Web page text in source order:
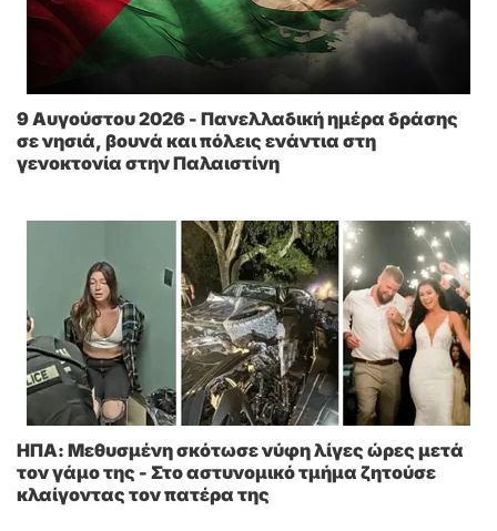
9 Αυγούστου 2026 - Πανελλαδική ημέρα δράσης
σε νησιά, βουνά και πόλεις ενάντια στη
γενοκτονία στην Παλαιστίνη
ΗΠΑ: Μεθυσμένη σκότωσε νύφη λίγες ώρες μετά
τον γάμο της - Στο αστυνομικό τμήμα ζητούσε
κλαίγοντας τον πατέρα της